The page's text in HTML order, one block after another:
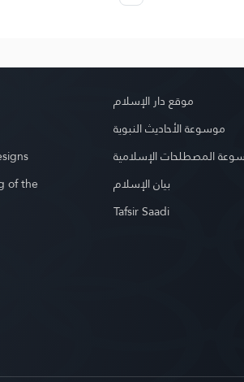
of the
موقع دار الإسلام
موسوعة الأحاديث النبوية
المصطلحات الإسلامية
بيان الإسلام
Tafsir Saadi